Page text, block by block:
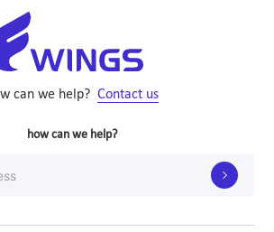
can we help? Contact us
how can we help?
